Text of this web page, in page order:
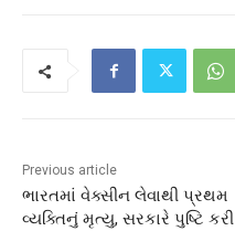
Previous article
ભારતમાં વેક્સીન લેવાથી પ્રથમ
વ્યક્તિનું મૃત્યુ, સરકારે પુષ્ટિ કરી